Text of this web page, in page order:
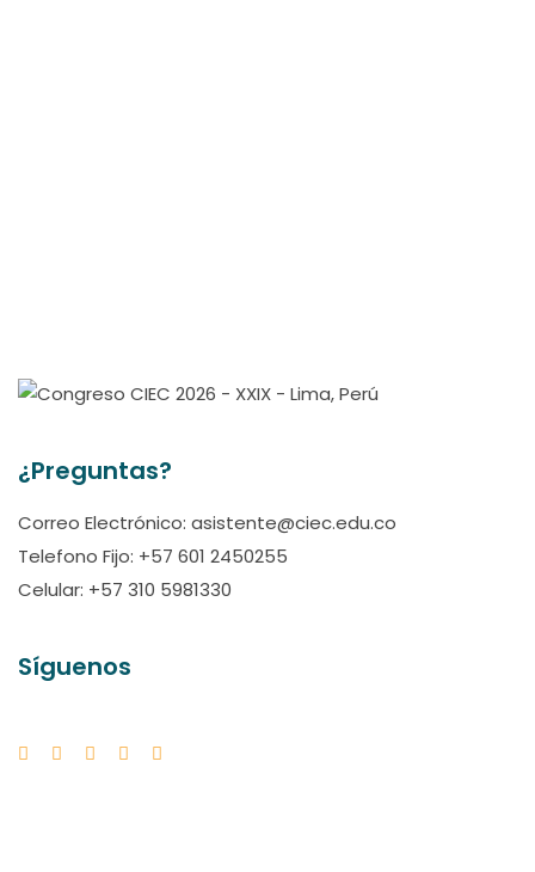
¿Preguntas?
Correo Electrónico: asistente@ciec.edu.co
Telefono Fijo: +57 601 2450255
Celular: +57 310 5981330
Síguenos